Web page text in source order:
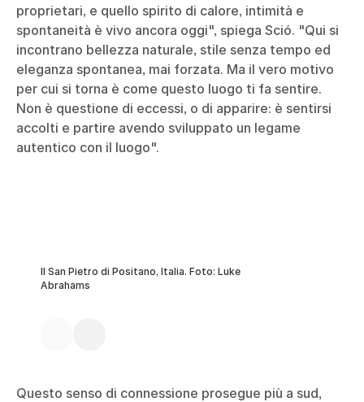
proprietari, e quello spirito di calore, intimità e
spontaneità è vivo ancora oggi", spiega Sció. "Qui si
incontrano bellezza naturale, stile senza tempo ed
eleganza spontanea, mai forzata. Ma il vero motivo
per cui si torna è come questo luogo ti fa sentire.
Non è questione di eccessi, o di apparire: è sentirsi
accolti e partire avendo sviluppato un legame
autentico con il luogo".
Il San Pietro di Positano, Italia. Foto: Luke
Abrahams
Questo senso di connessione prosegue più a sud,